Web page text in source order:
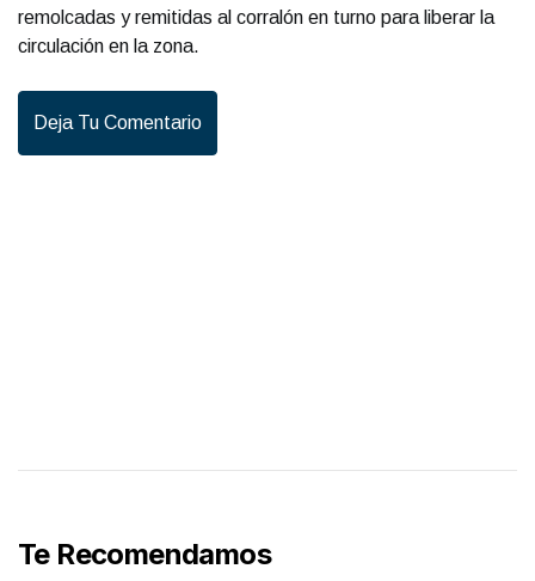
remolcadas y remitidas al corralón en turno para liberar la
circulación en la zona.
Deja Tu Comentario
Te Recomendamos